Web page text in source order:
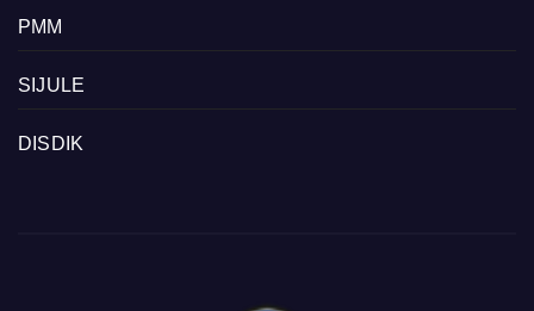
PMM
SIJULE
DISDIK